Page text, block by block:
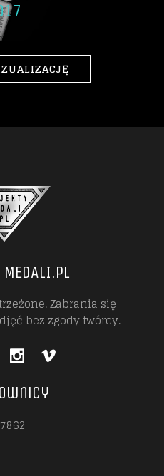
MEDALI.PL
Zabrania się
bez zgody twórcy.